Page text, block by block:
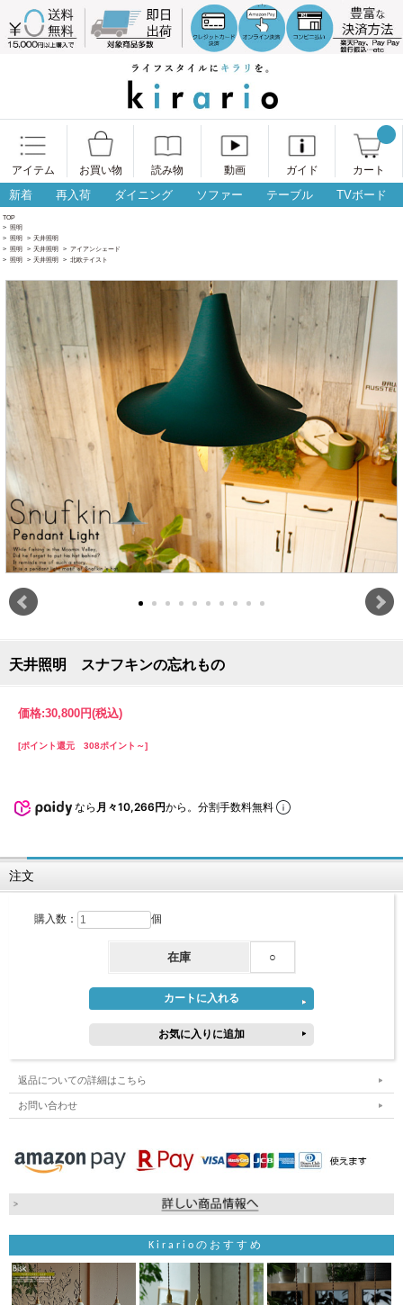
アイテム お買い物 読み物 動画 ガイド カート
新着 再入荷 ダイニング ソファー テーブル TVボード
TOP
> 照明
> 照明 > 天井照明
> 照明 > 天井照明 > アイアンシェード
> 照明 > 天井照明 > 北欧テイスト
天井照明 スナフキンの忘れもの
価格:30,800円(税込)
[ポイント還元 308ポイント～]
なら 月々10,266円から。分割手数料無料
注文
購入数： 個
在庫 ○
返品についての詳細はこちら
お問い合わせ
Kirarioのおすすめ